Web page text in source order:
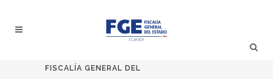
FISCALÍA GENERAL DEL